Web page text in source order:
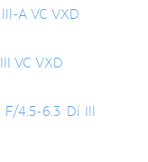
A VC VXD
VC VXD
F/4.5-6.3 Di III